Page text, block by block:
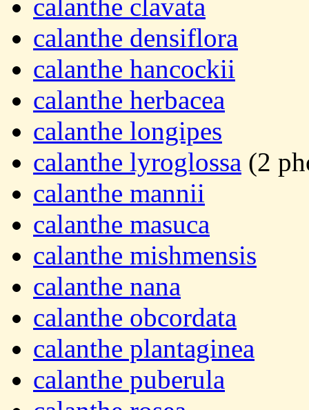
calanthe clavata
calanthe densiflora
calanthe hancockii
calanthe herbacea
calanthe longipes
calanthe lyroglossa (2
calanthe mannii
calanthe masuca
calanthe mishmensis
calanthe nana
calanthe obcordata
calanthe plantaginea
calanthe puberula